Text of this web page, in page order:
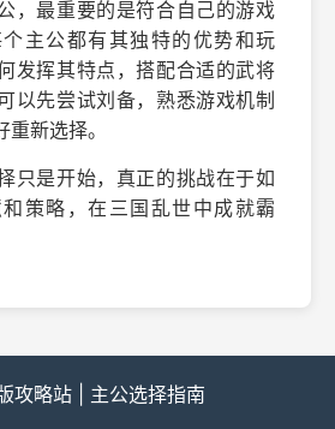
，最重要的是符合自己的游戏
主公都有其独特的优势和玩
发挥其特点，搭配合适的武将
以先尝试刘备，熟悉游戏机制
新选择。
只是开始，真正的挑战在于如
策略，在三国乱世中成就霸
攻略站 | 主公选择指南